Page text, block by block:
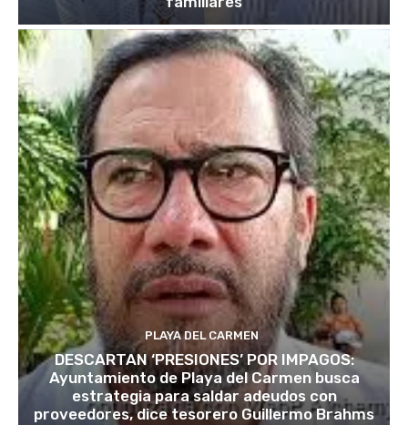
PLAYA DEL CARMEN
DESCARTAN ‘PRESIONES’ POR IMPAGOS:
Ayuntamiento de Playa del Carmen busca
estrategia para saldar adeudos con
proveedores, dice tesorero Guillermo Brahms